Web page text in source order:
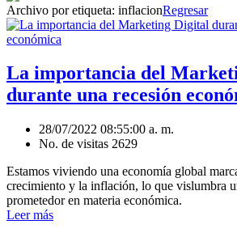
Archivo por etiqueta: inflacionRegresar
La importancia del
durante una recesión
28/07/2022 08:55:00 a. m.
No. de visitas 2629
Estamos viviendo una economía global
crecimiento y la inflación, lo que vislumbra
prometedor en materia económica.
Leer más